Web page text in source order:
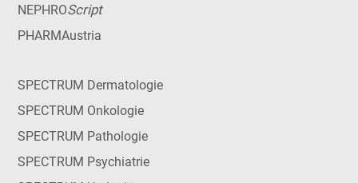
NEPHROScript
PHARMAustria
SPECTRUM Dermatologie
SPECTRUM Onkologie
SPECTRUM Pathologie
SPECTRUM Psychiatrie